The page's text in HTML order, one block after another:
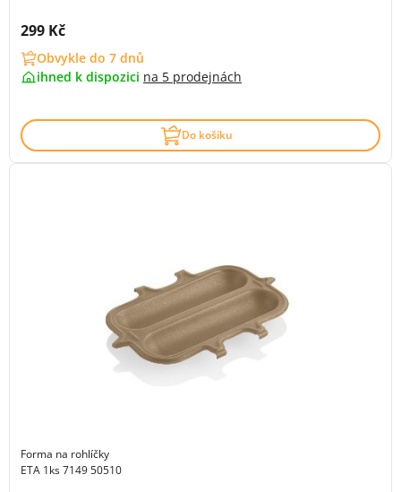
Cena s DPH:
299 Kč
Obvykle do 7 dnů
ihned k dispozici na 5 prodejnách
Do košíku
Forma na rohlíčky
ETA 1ks 7149 50510